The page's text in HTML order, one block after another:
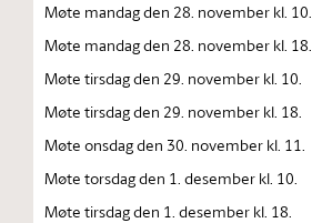
Møte mandag den 28. november kl. 10.
Møte mandag den 28. november kl. 18.
Møte tirsdag den 29. november kl. 10.
Møte tirsdag den 29. november kl. 18.
Møte onsdag den 30. november kl. 11.
Møte torsdag den 1. desember kl. 10.
Møte tirsdag den 1. desember kl. 18.